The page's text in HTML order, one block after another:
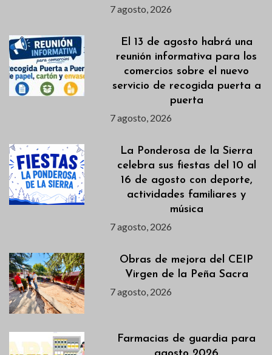
7 agosto, 2026
El 13 de agosto habrá una
reunión informativa para los
comercios sobre el nuevo
servicio de recogida puerta a
puerta
7 agosto, 2026
La Ponderosa de la Sierra
celebra sus fiestas del 10 al
16 de agosto con deporte,
actividades familiares y
música
7 agosto, 2026
Obras de mejora del CEIP
Virgen de la Peña Sacra
7 agosto, 2026
Farmacias de guardia para